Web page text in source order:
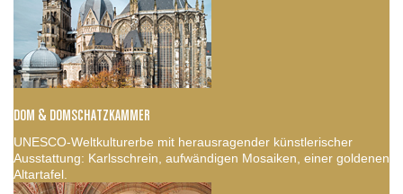
DOM & DOMSCHATZKAMMER
UNESCO-Weltkulturerbe mit herausragender künstlerischer
Ausstattung: Karlsschrein, aufwändigen Mosaiken, einer goldenen
Altartafel.